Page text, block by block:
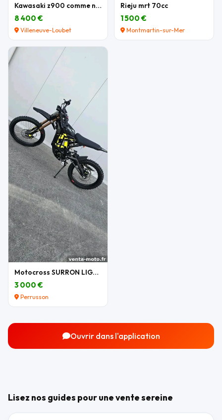
Kawasaki z900 comme neuve
8 400 €
Villeneuve-Loubet
Rieju mrt 70cc
1 500 €
Montmartin-sur-Mer
Motocross SURRON LIGHT BEE X 2026
3 000 €
Perrusson
Ouvrir dans l'application
Lisez nos guides pour une vente sereine